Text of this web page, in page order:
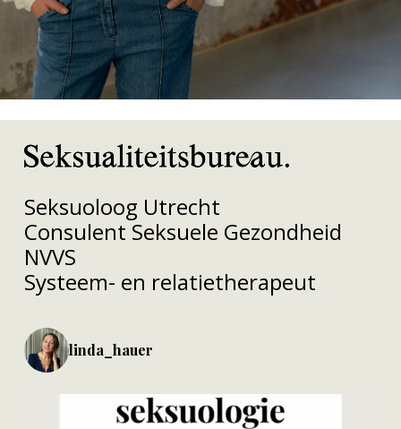
Seksuoloog Utrecht
Consulent Seksuele Gezondheid
NVVS
Systeem- en relatietherapeut
linda_hauer